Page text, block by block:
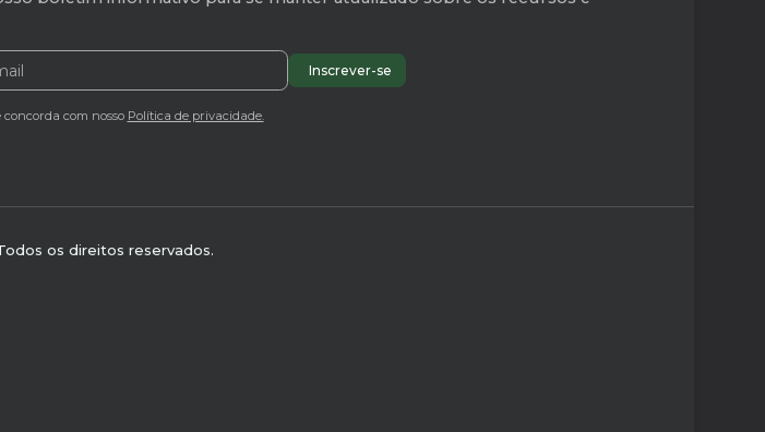
concorda com nosso Política de privacidade.
os direitos reservados.